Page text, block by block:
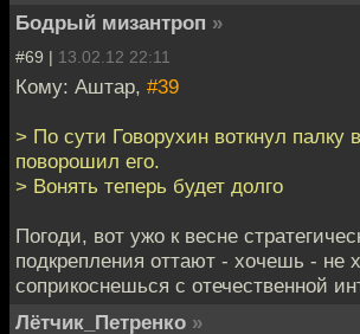
Бодрый мизантроп »
#69 | 13.02.12 22:11
Кому: Аштар, #39
> По сути Говорухин воткнул палку
поворошил его.
> Вонять теперь будет долго
Погоди, вот ужо к весне
подкрепления оттают - хочешь - не
соприкоснешься с отечественной
Лётчик_Петренко »